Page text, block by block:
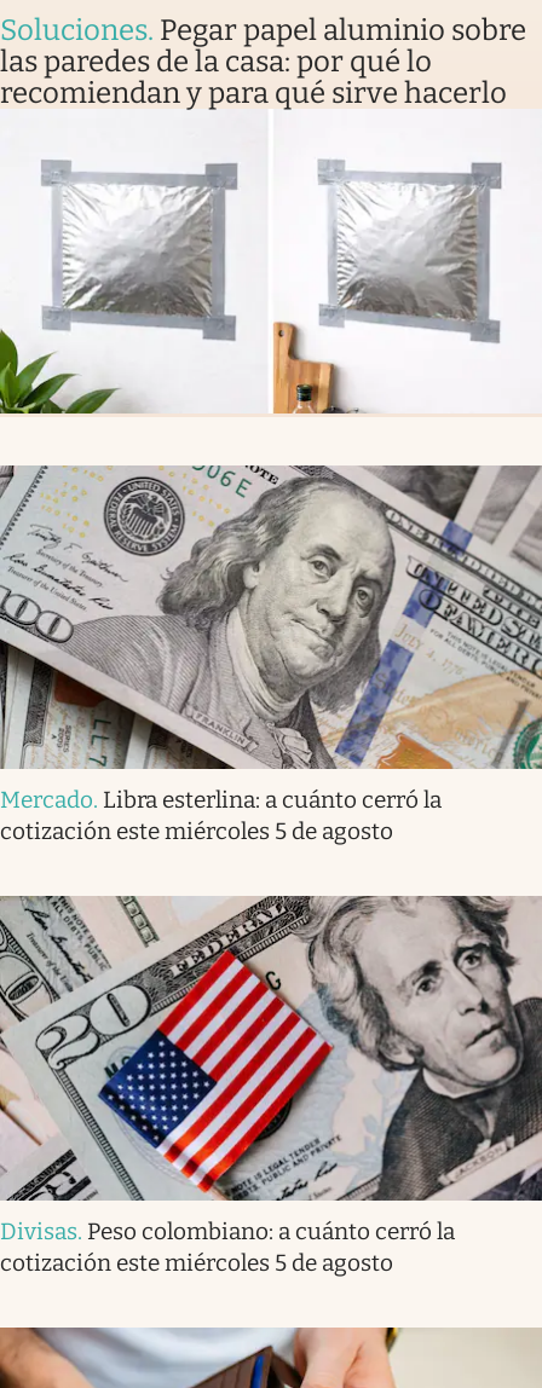
Soluciones. Pegar papel aluminio sobre
las paredes de la casa: por qué lo
recomiendan y para qué sirve hacerlo
Mercado. Libra esterlina: a cuánto cerró la
cotización este miércoles 5 de agosto
Divisas. Peso colombiano: a cuánto cerró la
cotización este miércoles 5 de agosto